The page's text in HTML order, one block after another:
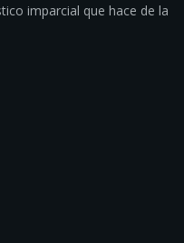
imparcial que hace de la